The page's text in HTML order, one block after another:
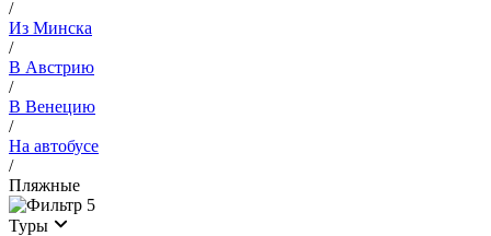
/
Из Минска
/
В Австрию
/
В Венецию
/
На автобусе
/
Пляжные
5
Туры